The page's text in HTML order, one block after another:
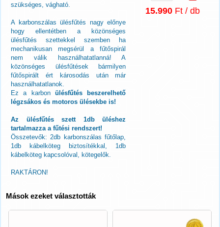
szükséges, vágható.
A karbonszálas ülésfűtés nagy előnye
hogy ellentétben a közönséges
ülésfűtés szettekkel szemben ha
mechanikusan megsérül a fűtőspirál
nem válik használhatatlanná! A
közönséges ülésfűtések bármilyen
fűtőspirált ért károsodás után már
használhatatlanok.
Ez a karbonülésfűtés beszerelhető
légzsákos és motoros ülésekbe is!
Az ülésfűtés szett 1db üléshez
tartalmazza a fűtési rendszert!
Összetevők: 2db karbonszálas fűtőlap,
1db kábelköteg biztosítékkal, 1db
kábelköteg kapcsolóval, kötegelők.
RAKTÁRON!
15.990Ft / db
Mások ezeket választották